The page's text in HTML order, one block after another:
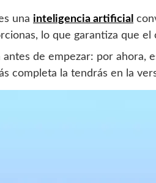
una inteligencia artificial
lo que garantiza que
de empezar: por ahora,
completa la tendrás en la